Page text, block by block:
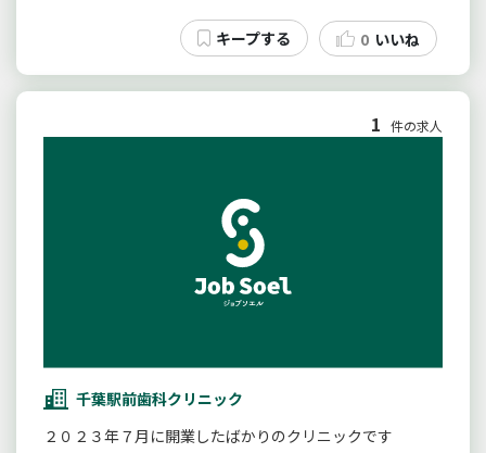
0 いいね
1 件の求人
千葉駅前歯科クリニック
２０２３年７月に開業したばかりのクリニックです